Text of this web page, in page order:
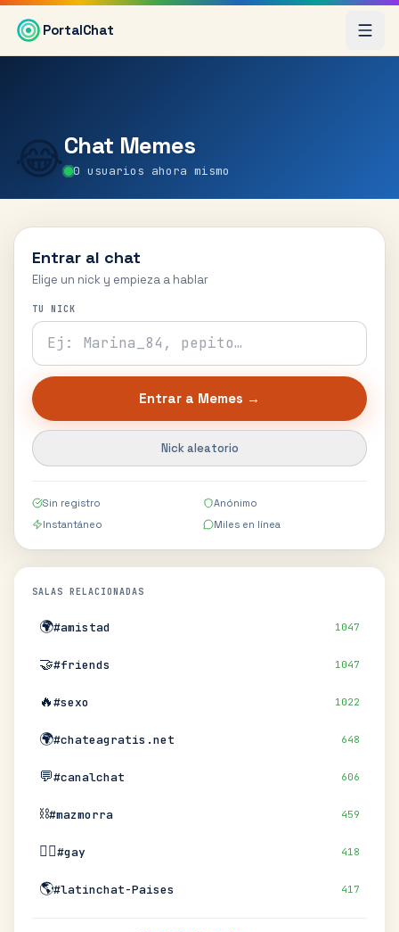
Saltar al contenido principal
PortalChat
😂Chat Memes
0 usuarios ahora mismo
Entrar al chat
Elige un nick y empieza a hablar
TU NICK
Entrar a Memes →
Nick aleatorio
Sin registro
Anónimo
Instantáneo
Miles en línea
SALAS RELACIONADAS
🌍#amistad 1047
🤝#friends 1047
🔥#sexo 1022
🌍#chateagratis.net 648
💬#canalchat 606
⛓️#mazmorra 459
🏳️‍🌈#gay 418
🌎#latinchat-Paises 417